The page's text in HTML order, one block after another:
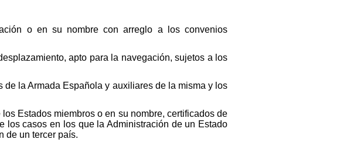
o en su nombre con arreglo a los convenios
apto para la navegación, sujetos a los
la Armada Española y auxiliares de la misma y los
Estados miembros o en su nombre, certificados de
los casos en los que la Administración de un Estado
de un tercer país.